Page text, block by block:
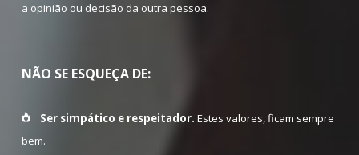
a opinião ou decisão da outra pessoa.
NÃO SE ESQUEÇA DE:
Ser simpático e respeitador. Estes valores, ficam sempre
bem.